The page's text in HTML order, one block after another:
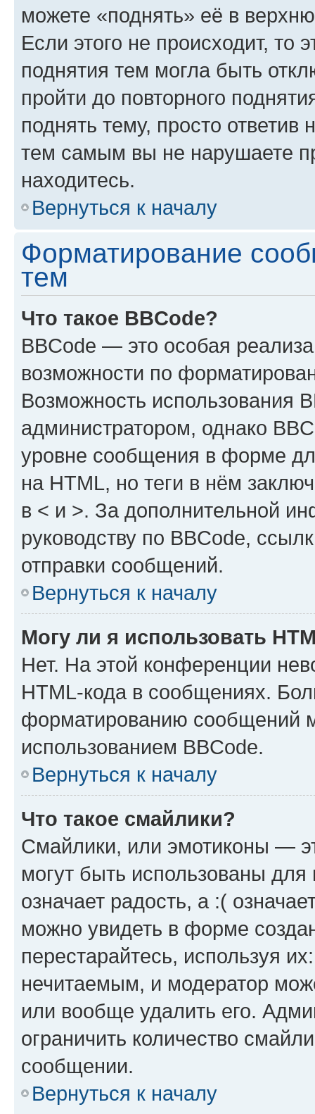
можете «поднять» её в
Если этого не происходит, то
поднятия тем могла быть
пройти до повторного
поднять тему, просто ответив
тем самым вы не нарушаете
находитесь.
Вернуться к началу
Форматирование
тем
Что такое BBCode?
BBCode — это особая
возможности по
Возможность использования
администратором, однако
уровне сообщения в форме
на HTML, но теги в нём
в < и >. За дополнительной
руководству по BBCode,
отправки сообщений.
Вернуться к началу
Могу ли я использовать
Нет. На этой конференции
HTML-кода в сообщениях.
форматированию сообщений
использованием BBCode.
Вернуться к началу
Что такое смайлики?
Смайлики, или эмотиконы —
могут быть использованы
означает радость, а :(
можно увидеть в форме
перестарайтесь, используя
нечитаемым, и модератор
или вообще удалить его.
ограничить количество
сообщении.
Вернуться к началу